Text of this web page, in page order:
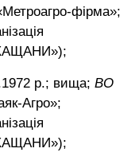
фірма»;
р.; вища; ВО
Агро»;